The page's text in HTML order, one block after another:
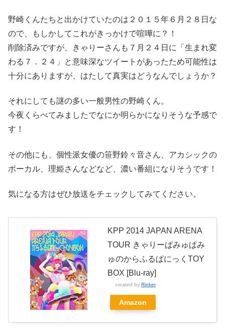
野崎くんたちと出かけていたのは２０１５年６月２８日な
ので、もしかしてこれがきっかけで喧嘩に？！
削除済みですが、きゃりーさんも７月２４日に「生まれ変
わる７．２４」と意味深なツイートがあったため可能性は
十分にありますが、はたして真実はどうなんでしょうか？
それにしても謎の多い一般男性の野崎くん。
今夜くらべてみましたでなにか明らかになりそうな予感で
す！
その他にも、個性派女優の笹野鈴々音さん、アカシックの
ボーカル、理姫さんなどなど、濃い番組になりそうです！
気になる方はぜひ放送をチェックしてみてください。
KPP 2014 JAPAN ARENA
TOUR きゃりーぱみゅぱみ
ゅのからふるぱにっくTOY
BOX [Blu-ray]
created by Rinker
Amazon